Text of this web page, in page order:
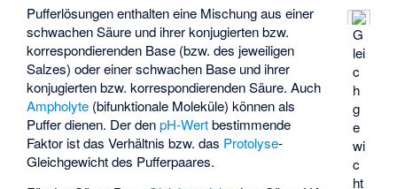
G
lei
c
h
g
e
wi
c
ht
Pufferlösungen enthalten eine Mischung aus einer
schwachen Säure und ihrerkonjugierten bzw.
korrespondierenden Base (bzw. des jeweiligen
Salzes) oder einer schwachen Base und ihrer
konjugierten bzw. korrespondierenden Säure. Auch
Ampholyte (bifunktionale Moleküle) können als
Puffer dienen. Der denpH-Wertbestimmende
Faktor ist das Verhältnis bzw. das Protolyse-
Gleichgewicht des Pufferpaares.